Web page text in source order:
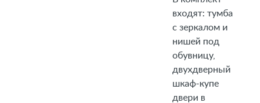
входят: тумба
с зеркалом и
нишей под
обувницу,
двухдверный
шкаф-купе
двери в